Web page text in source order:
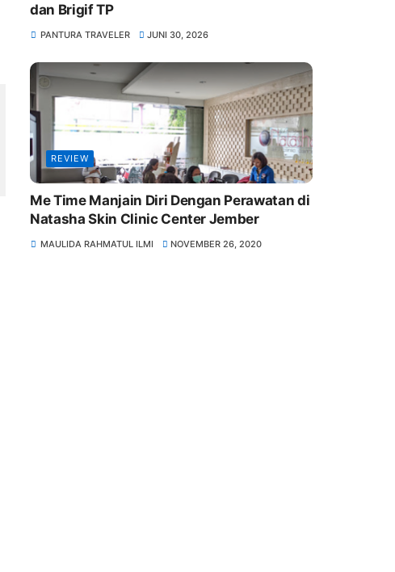
dan Brigif TP
PANTURA TRAVELER JUNI 30, 2026
REVIEW
Me Time Manjain Diri Dengan Perawatan di
Natasha Skin Clinic Center Jember
MAULIDA RAHMATUL ILMI NOVEMBER 26, 2020